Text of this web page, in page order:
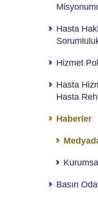
Hasta
Hizmet
Hasta
Hasta
Haberler
Basın